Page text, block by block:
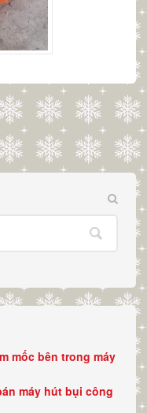
mốc bên trong máy
máy hút bụi công